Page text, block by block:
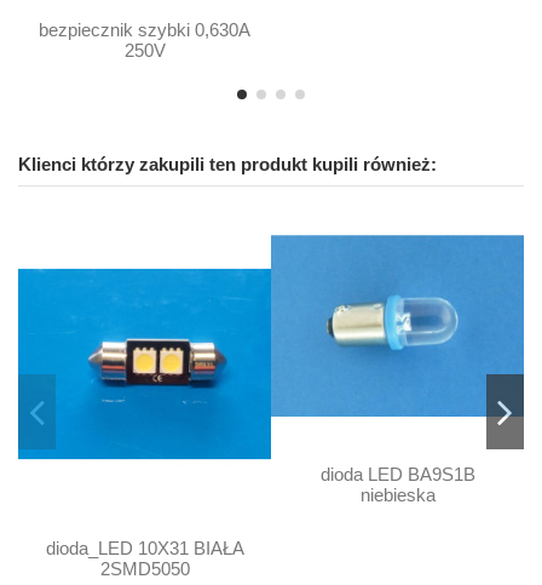
bezpiecznik szybki 0,630A
250V
Klienci którzy zakupili ten produkt kupili również:
dioda_LED 10X31 BIAŁA
2SMD5050
dioda LED BA9S1B
niebieska